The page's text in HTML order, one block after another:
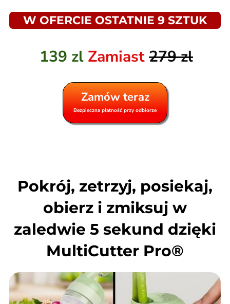
W OFERCIE OSTATNIE 9 SZTUK
139 zl Zamiast279 zl
Zamów teraz
Bezpieczna płatność przy odbiorze
Pokrój, zetrzyj, posiekaj,
obierz i zmiksuj w
zaledwie 5 sekund dzięki
MultiCutter Pro®